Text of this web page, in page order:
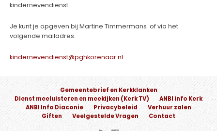
kindernevendienst.
Je kunt je opgeven bij Martine Timmermans of via het
volgende mailadres:
kindernevendienst@pghkorenaar.nl
Gemeentebrief en Kerkklanken
Dienst meeluisteren en meekijken (Kerk TV)
ANBI info Kerk
ANBI Info Diaconie
Privacybeleid
Verhuur zalen
Giften
Veelgestelde Vragen Contact